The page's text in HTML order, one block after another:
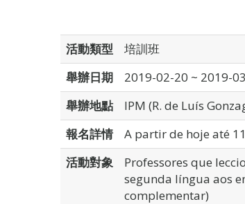
活動類型
培訓班
舉辦日期
2019-02-20 ~ 2019-
舉辦地點
IPM (R. de Luís
報名詳情
A partir de hoje até
活動對象
Professores que
segunda língua aos
complementar)